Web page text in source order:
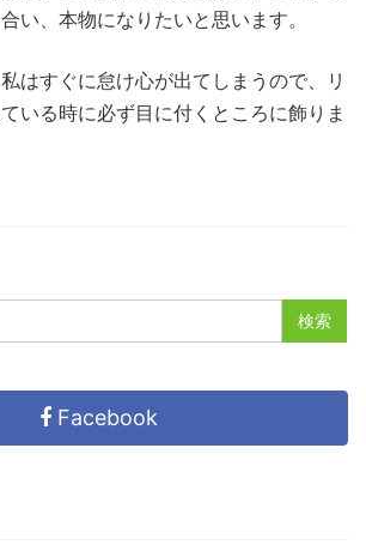
い、本物になりたいと思います。
はすぐに怠け心が出てしまうので、リ
いる時に必ず目に付くところに飾りま
Facebook